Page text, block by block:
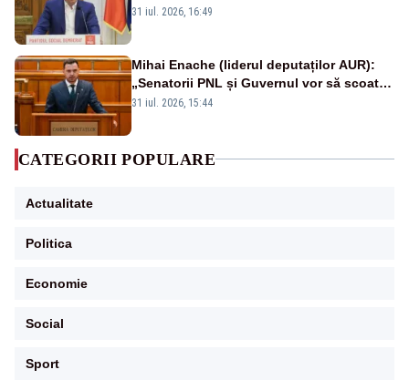
sunt șanse mai mari”
31 iul. 2026, 16:49
Mihai Enache (liderul deputaților AUR):
„Senatorii PNL și Guvernul vor să scoată
la vânzare bunuri publice pentru a stinge
31 iul. 2026, 15:44
CATEGORII POPULARE
Actualitate
Politica
Economie
Social
Sport